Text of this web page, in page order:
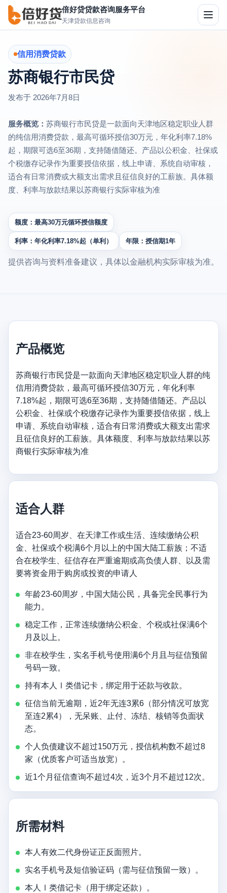
倍好贷贷款咨询服务平台
天津贷款信息咨询
切
换
信用消费贷款
苏商银行市民贷
发布于 2026年7月8日
服务概览： 苏商银行市民贷是一款面向天津地区稳定职业人群
的纯信用消费贷款，最高可循环授信30万元，年化利率7.18%
起，期限可选6至36期，支持随借随还。产品以公积金、社保或
个税缴存记录作为重要授信依据，线上申请、系统自动审核，
适合有日常消费或大额支出需求且征信良好的工薪族。具体额
度、利率与放款结果以苏商银行实际审核为准
额度：最高30万元循环授信额度
利率：年化利率7.18%起（单利） 年限：授信期1年
提供咨询与资料准备建议，具体以金融机构实际审核为准。
产品概览
苏商银行市民贷是一款面向天津地区稳定职业人群的纯
信用消费贷款，最高可循环授信30万元，年化利率
7.18%起，期限可选6至36期，支持随借随还。产品以
公积金、社保或个税缴存记录作为重要授信依据，线上
申请、系统自动审核，适合有日常消费或大额支出需求
且征信良好的工薪族。具体额度、利率与放款结果以苏
商银行实际审核为准
适合人群
适合23-60周岁、在天津工作或生活、连续缴纳公积
金、社保或个税满6个月以上的中国大陆工薪族；不适
合在校学生、征信存在严重逾期或高负债人群、以及需
要将资金用于购房或投资的申请人
年龄23-60周岁，中国大陆公民，具备完全民事行为
能力。
稳定工作，正常连续缴纳公积金、个税或社保满6个
月及以上。
非在校学生，实名手机号使用满6个月且与征信预留
号码一致。
持有本人Ⅰ类借记卡，绑定用于还款与收款。
征信当前无逾期，近2年无连3累6（部分情况可放宽
至连2累4），无呆账、止付、冻结、核销等负面状
态。
个人负债建议不超过150万元，授信机构数不超过8
家（优质客户可适当放宽）。
近1个月征信查询不超过4次，近3个月不超过12次。
所需材料
本人有效二代身份证正反面照片。
实名手机号及短信验证码（需与征信预留一致）。
本人Ⅰ类借记卡（用于绑定还款）。